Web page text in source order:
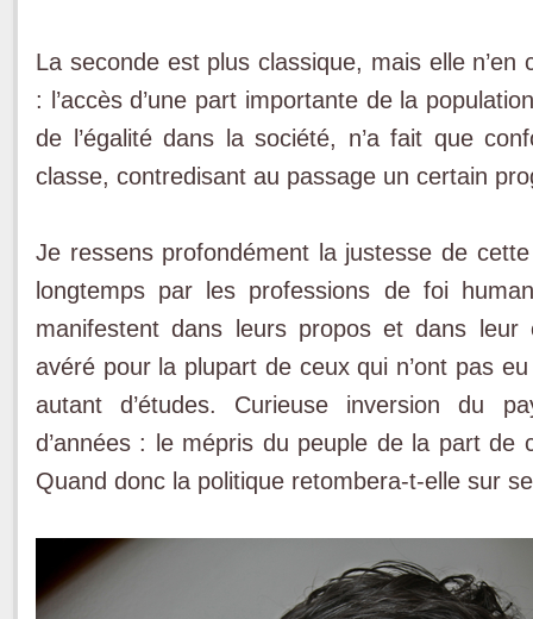
La seconde est plus classique, mais elle n’en
: l’accès d’une part importante de la
de l’égalité dans la société, n’a fait que
classe, contredisant au passage un certain
Je ressens profondément la justesse de
longtemps par les professions de foi
manifestent dans leurs propos et dans leur
avéré pour la plupart de ceux qui n’ont pas
autant d’études. Curieuse inversion du
d’années : le mépris du peuple de la part
Quand donc la politique retombera-t-elle sur